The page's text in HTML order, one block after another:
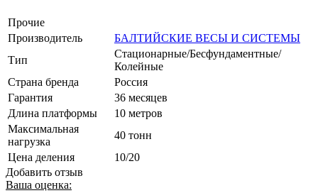
Прочие
Производитель
БАЛТИЙСКИЕ ВЕСЫ И СИСТЕМЫ
Тип
Стационарные/Бесфундаментные/
Колейные
Страна бренда
Россия
Гарантия
36 месяцев
Длина платформы
10 метров
Максимальная
нагрузка
40 тонн
Цена деления
10/20
Добавить отзыв
Ваша оценка: